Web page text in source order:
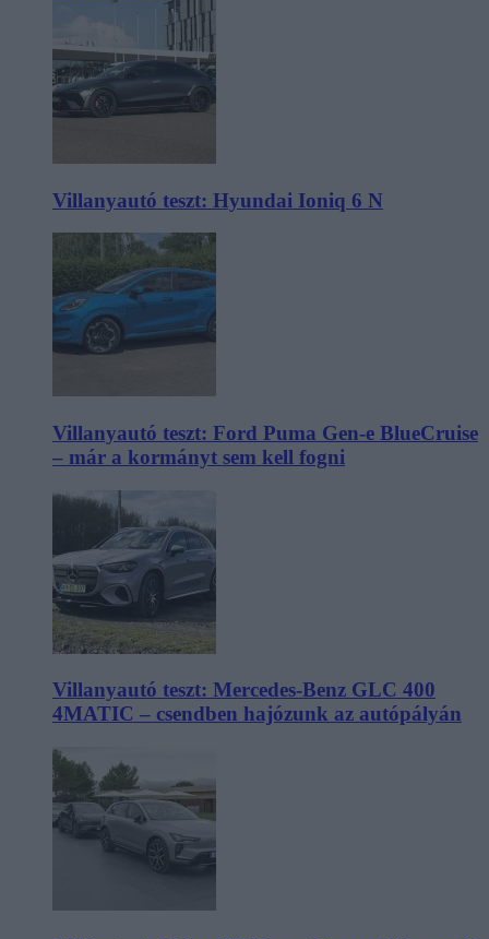
Villanyautó teszt: Hyundai Ioniq 6 N
Villanyautó teszt: Ford Puma Gen-e BlueCruise
– már a kormányt sem kell fogni
Villanyautó teszt: Mercedes-Benz GLC 400
4MATIC – csendben hajózunk az autópályán